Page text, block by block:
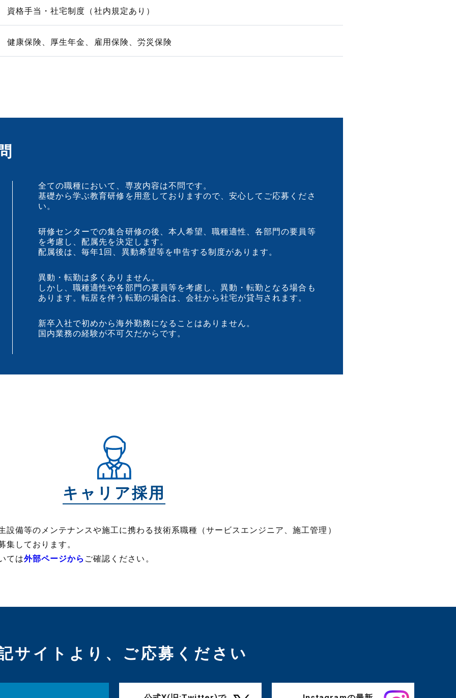
資格手当・社宅制度（社内規定あり）
健康保険、厚生年金、雇用保険、労災保険
全ての職種において、専攻内容は不問です。
基礎から学ぶ教育研修を用意しておりますので、安心してご応募くださ
い。
研修センターでの集合研修の後、本人希望、職種適性、各部門の要員等
を考慮し、配属先を決定します。
配属後は、毎年1回、異動希望等を申告する制度があります。
異動・転勤は多くありません。
しかし、職種適性や各部門の要員等を考慮し、異動・転勤となる場合も
あります。転居を伴う転勤の場合は、会社から社宅が貸与されます。
新卒入社で初めから海外勤務になることはありません。
国内業務の経験が不可欠だからです。
キャリア採用
設備等のメンテナンスや施工に携わる技術系職種（サービスエンジニア、施工管理）
集しております。
ては外部ページから ご確認ください。
サイトより、ご応募ください